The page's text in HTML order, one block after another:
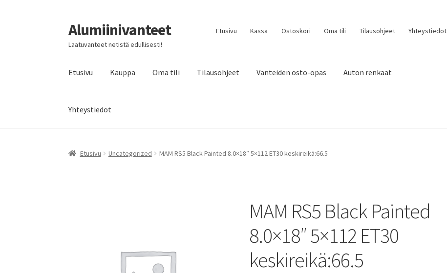
Siirry
navigointiin
Siirry
sisältöön
Alumiinivanteet
Laatuvanteet netistä edullisesti!
Etusivu Kassa Ostoskori Oma tili Tilausohjeet Yhteystiedot
Etusivu Kauppa Oma tili Tilausohjeet Vanteiden osto-opas Auton renkaat
Yhteystiedot
Etusivu Uncategorized MAM RS5 Black Painted 8.0×18″ 5×112 ET30 keskireikä:66.5
MAM RS5 Black Painted
8.0×18″ 5×112 ET30
keskireikä:66.5